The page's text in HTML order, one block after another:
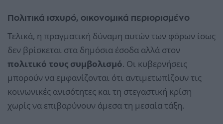
Πολιτικά ισχυρό, οικονομικά περιορισμένο
Τελικά, η πραγματική δύναμη αυτών των φόρων ίσως
δεν βρίσκεται στα δημόσια έσοδα αλλά στον
πολιτικό τους συμβολισμό. Οι κυβερνήσεις
μπορούν να εμφανίζονται ότι αντιμετωπίζουν τις
κοινωνικές ανισότητες και τη στεγαστική κρίση
χωρίς να επιβαρύνουν άμεσα τη μεσαία τάξη.